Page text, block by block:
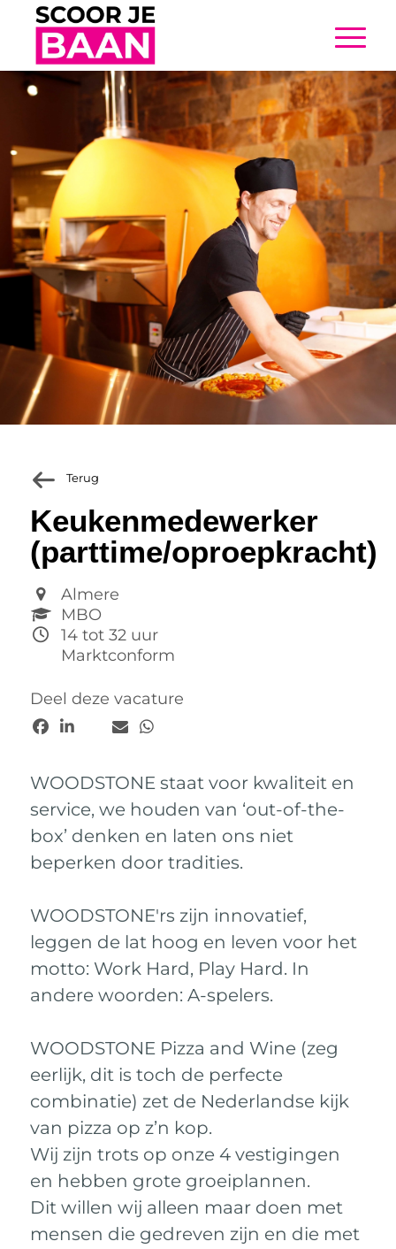
Terug
Keukenmedewerker
(parttime/oproepkracht)
Almere
MBO
14 tot 32 uur
Marktconform
Deel deze vacature
WOODSTONE staat voor kwaliteit en
service, we houden van ‘out-of-the-
box’ denken en laten ons niet
beperken door tradities.
WOODSTONE'rs zijn innovatief,
leggen de lat hoog en leven voor het
motto: Work Hard, Play Hard. In
andere woorden: A-spelers.
WOODSTONE Pizza and Wine (zeg
eerlijk, dit is toch de perfecte
combinatie) zet de Nederlandse kijk
van pizza op z’n kop.
Wij zijn trots op onze 4 vestigingen
en hebben grote groeiplannen.
Dit willen wij alleen maar doen met
mensen die gedreven zijn en die met